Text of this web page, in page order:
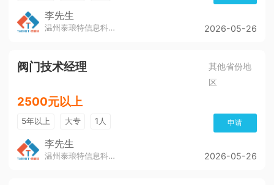
李先生
温州泰琅特信息科技有限公司 2026-05-26
阀门技术经理
其他省份地
区
2500元以上
5年以上 大专 1人 申请
李先生
温州泰琅特信息科技有限公司 2026-05-26